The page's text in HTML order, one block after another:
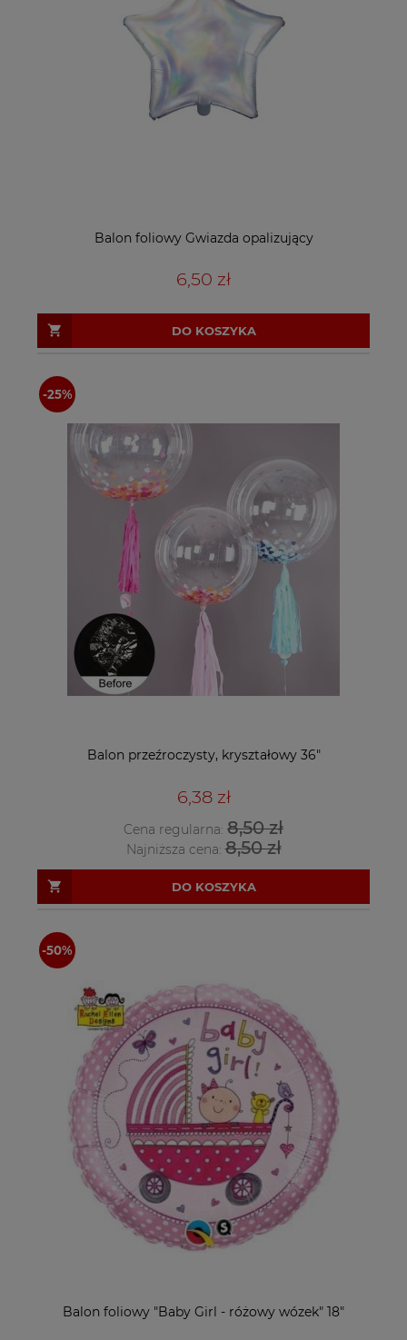
Balon foliowy Gwiazda opalizujący
6,50 zł
DO KOSZYKA
Balon przeźroczysty, kryształowy 36"
6,38 zł
Cena regularna: 8,50 zł
Najniższa cena:8,50 zł
DO KOSZYKA
Balon foliowy "Baby Girl - różowy wózek" 18"